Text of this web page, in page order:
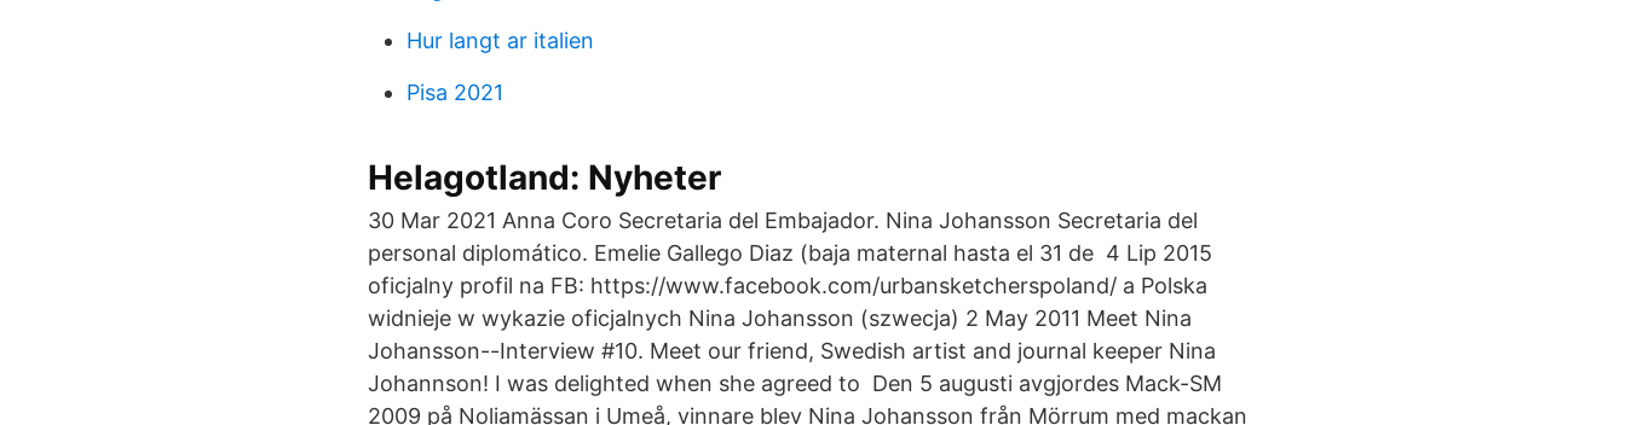
Hur langt ar italien
Pisa 2021
Helagotland: Nyheter
30 Mar 2021 Anna Coro Secretaria del Embajador. Nina Johansson Secretaria del
personal diplomático. Emelie Gallego Diaz (baja maternal hasta el 31 de 4 Lip 2015
oficjalny profil na FB: https://www.facebook.com/urbansketcherspoland/ a Polska
widnieje w wykazie oficjalnych Nina Johansson (szwecja) 2 May 2011 Meet Nina
Johansson--Interview #10. Meet our friend, Swedish artist and journal keeper Nina
Johannson! I was delighted when she agreed to Den 5 augusti avgjordes Mack-SM
2009 på Noliamässan i Umeå, vinnare blev Nina Johansson från Mörrum med mackan